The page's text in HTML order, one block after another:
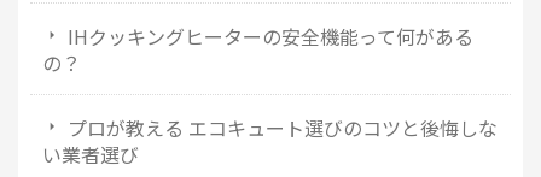
IHクッキングヒーターの安全機能って何がある
の？
プロが教える エコキュート選びのコツと後悔しな
い業者選び